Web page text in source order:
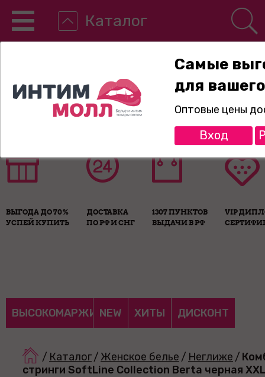
Каталог
8-800-775-89-65
ВЫГОДА ДО 70%
УСПЕЙ КУПИТЬ
ДОСТАВКА
ПО РФ И СНГ
1307 ПУНКТОВ
ВЫДАЧИ В РФ
VIP
ВЫСОКОМАРЖИНАЛЬНЫЕ
NEW ХИТЫ ДИСКОНТ
/ Каталог/ Женское белье / Неглиже /
стринги SoftLine Collection Berta черная XXL
Самые
для
Оптовые цены
Вход